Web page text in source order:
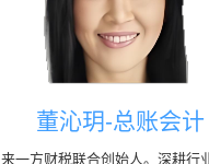
董沁玥-总账会计
来一方财税联合创始人。深耕行